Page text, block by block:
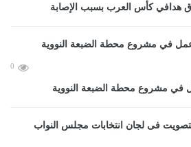
هدافي كأس العرب بسبب الإصابة
0
في مشروع محطة الضبعة النووية